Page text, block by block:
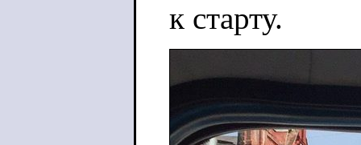
к старту.